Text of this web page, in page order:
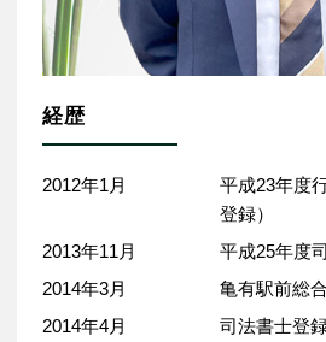
経歴
2012年1月
平成23年度
登録）
2013年11月
平成25年度
2014年3月
亀有駅前総
2014年4月
司法書士登